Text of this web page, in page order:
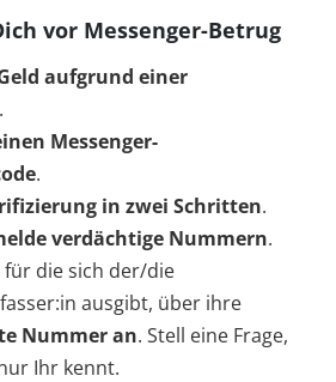
vor Messenger-Betrug
aufgrund einer
.
Messenger-
.
in zwei Schritten.
verdächtige Nummern.
für die sich der/die
ausgibt, über ihre
Nummer an. Stell eine Frage,
Ihr kennt.